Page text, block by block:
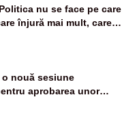
nu se face pe care
înjură mai mult, care
proiecte”
nouă sesiune
aprobarea unor